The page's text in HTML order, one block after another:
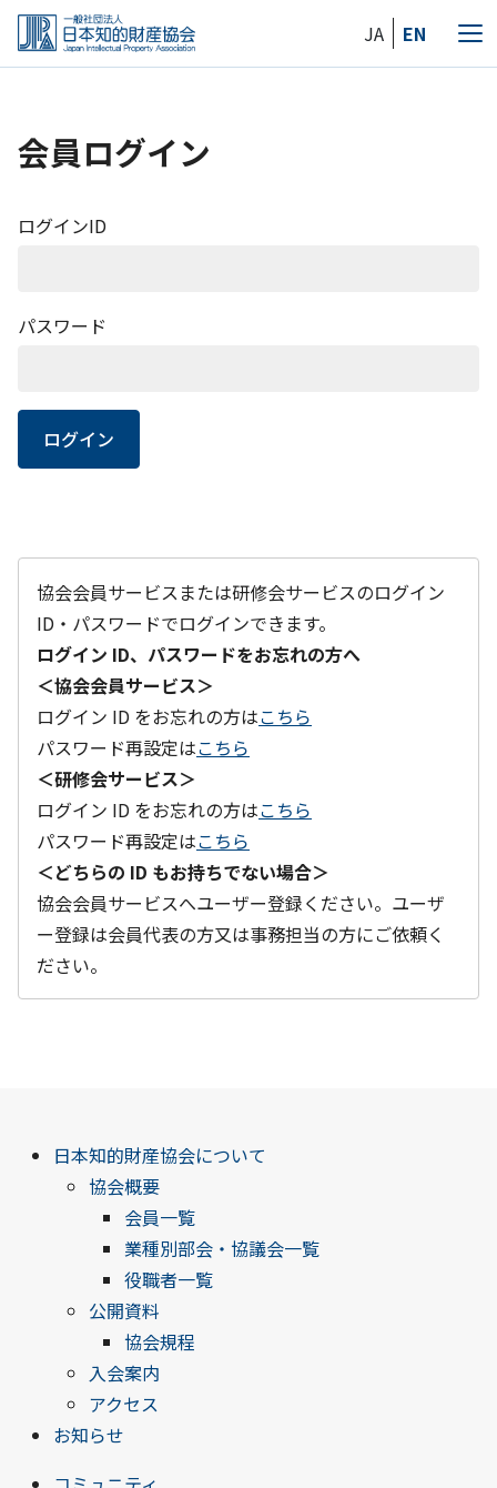
Skip
the
JA EN
メ
会員ログイン
ログインID
パスワード
ログイン
協会会員サービスまたは研修会サービスのログイン
ID・パスワードでログインできます。
ログイン ID、パスワードをお忘れの方へ
＜協会会員サービス＞
ログイン ID をお忘れの方はこちら
パスワード再設定はこちら
＜研修会サービス＞
ログイン ID をお忘れの方はこちら
パスワード再設定はこちら
＜どちらの ID もお持ちでない場合＞
協会会員サービスへユーザー登録ください。ユーザ
ー登録は会員代表の方又は事務担当の方にご依頼く
ださい。
日本知的財産協会について
協会概要
会員一覧
業種別部会・協議会一覧
役職者一覧
公開資料
協会規程
入会案内
アクセス
お知らせ